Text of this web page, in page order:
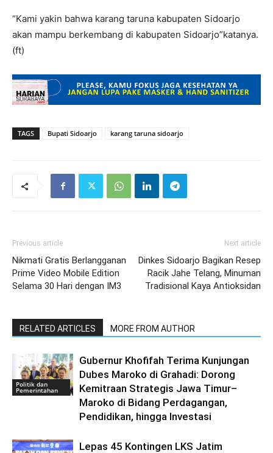
“Kami yakin bahwa karang taruna kabupaten Sidoarjo
akan mampu berkembang di kabupaten Sidoarjo”katanya.
(ft)
TAGS Bupati Sidoarjo karang taruna sidoarjo
Previous article
Nikmati Gratis Berlangganan
Prime Video Mobile Edition
Selama 30 Hari dengan IM3
Next article
Dinkes Sidoarjo Bagikan Resep
Racik Jahe Telang, Minuman
Tradisional Kaya Antioksidan
RELATED ARTICLES MORE FROM AUTHOR
Politik dan
Pemerintahan
Gubernur Khofifah Terima Kunjungan
Dubes Maroko di Grahadi: Dorong
Kemitraan Strategis Jawa Timur–
Maroko di Bidang Perdagangan,
Pendidikan, hingga Investasi
Lepas 45 Kontingen LKS Jatim